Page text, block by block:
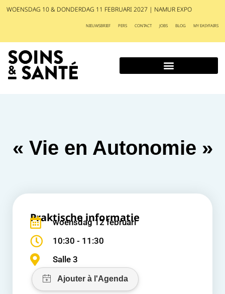
WOENSDAG 10 & DONDERDAG 11 FEBRUARI 2027 | NAMUR EXPO
NIEUWSBRIEF PERS CONTACT JOBS BLOG MY EASYFAIRS
« Vie en Autonomie »
Praktische informatie
woensdag 12 februari
10:30 - 11:30
Salle 3